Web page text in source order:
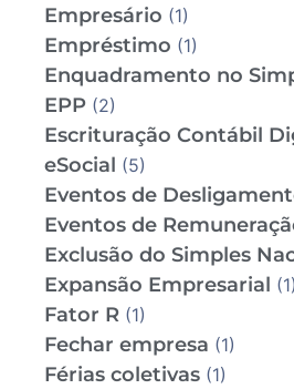
Empresário (1)
Empréstimo (1)
Enquadramento no
EPP (2)
Escrituração Contábil
eSocial (5)
Eventos de
Eventos de
Exclusão do Simples
Expansão Empresarial (1)
Fator R (1)
Fechar empresa (1)
Férias coletivas (1)